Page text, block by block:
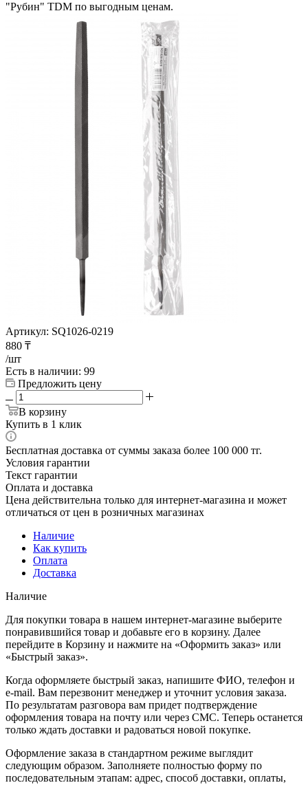
"Рубин" TDM по выгодным ценам.
Артикул: SQ1026-0219
880 ₸
/шт
Есть в наличии: 99
Предложить цену
В корзину
Купить в 1 клик
Бесплатная доставка от суммы заказа более 100 000 тг.
Условия гарантии
Текст гарантии
Оплата и доставка
Цена действительна только для интернет-магазина и может
отличаться от цен в розничных магазинах
Наличие
Как купить
Оплата
Доставка
Наличие
Для покупки товара в нашем интернет-магазине выберите
понравившийся товар и добавьте его в корзину. Далее
перейдите в Корзину и нажмите на «Оформить заказ» или
«Быстрый заказ».
Когда оформляете быстрый заказ, напишите ФИО, телефон и
e-mail. Вам перезвонит менеджер и уточнит условия заказа.
По результатам разговора вам придет подтверждение
оформления товара на почту или через СМС. Теперь останется
только ждать доставки и радоваться новой покупке.
Оформление заказа в стандартном режиме выглядит
следующим образом. Заполняете полностью форму по
последовательным этапам: адрес, способ доставки, оплаты,